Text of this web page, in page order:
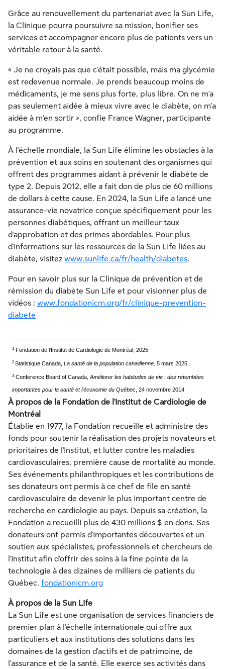
Grâce au renouvellement du partenariat avec la Sun Life,
la Clinique pourra poursuivre sa mission, bonifier ses
services et accompagner encore plus de patients vers un
véritable retour à la santé.
« Je ne croyais pas que c'était possible, mais ma glycémie
est redevenue normale. Je prends beaucoup moins de
médicaments, je me sens plus forte, plus libre. On ne m'a
pas seulement aidée à mieux vivre avec le diabète, on m'a
aidée à m'en sortir », confie France Wagner, participante
au programme.
À l'échelle mondiale, la Sun Life élimine les obstacles à la
prévention et aux soins en soutenant des organismes qui
offrent des programmes aidant à prévenir le diabète de
type 2. Depuis 2012, elle a fait don de plus de 60 millions
de dollars à cette cause. En 2024, la Sun Life a lancé une
assurance-vie novatrice conçue spécifiquement pour les
personnes diabétiques, offrant un meilleur taux
d'approbation et des primes abordables. Pour plus
d'informations sur les ressources de la Sun Life liées au
diabète, visitez www.sunlife.ca/fr/health/diabetes.
Pour en savoir plus sur la Clinique de prévention et de
rémission du diabète Sun Life et pour visionner plus de
vidéos : www.fondationicm.org/fr/clinique-prevention-
diabete
1Fondation de l'Institut de Cardiologie de Montréal, 2025
2 Statistique Canada, La santé de la population canadienne, 5 mars 2025
3Conference Board of Canada, Améliorer les habitudes de vie : des retombées
importantes pour la santé et l'économie du Québec, 24 novembre 2014
À propos de la Fondation de l'Institut de Cardiologie de
Montréal
Établie en 1977, la Fondation recueille et administre des
fonds pour soutenir la réalisation des projets novateurs et
prioritaires de l'Institut, et lutter contre les maladies
cardiovasculaires, première cause de mortalité au monde.
Ses événements philanthropiques et les contributions de
ses donateurs ont permis à ce chef de file en santé
cardiovasculaire de devenir le plus important centre de
recherche en cardiologie au pays. Depuis sa création, la
Fondation a recueilli plus de 430 millions $ en dons. Ses
donateurs ont permis d'importantes découvertes et un
soutien aux spécialistes, professionnels et chercheurs de
l'Institut afin d'offrir des soins à la fine pointe de la
technologie à des dizaines de milliers de patients du
Québec. fondationicm.org
À propos de la Sun Life
La Sun Life est une organisation de services financiers de
premier plan à l'échelle internationale qui offre aux
particuliers et aux institutions des solutions dans les
domaines de la gestion d'actifs et de patrimoine, de
l'assurance et de la santé. Elle exerce ses activités dans